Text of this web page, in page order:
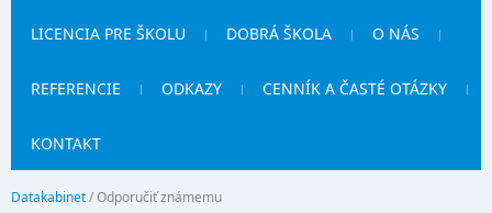
LICENCIA PRE ŠKOLU DOBRÁ ŠKOLA O NÁS
REFERENCIE ODKAZY CENNÍK A ČASTÉ OTÁZKY
KONTAKT
Datakabinet/Odporučiť známemu